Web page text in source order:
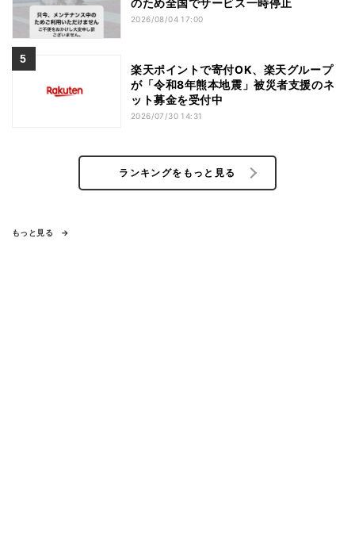
のため全国でサービス一時停止
2026/08/04 17:00
楽天ポイントで寄付OK、楽天グループ
が「令和8年熊本地震」被災者支援のネ
ット募金を受付中
2026/07/30 14:31
ランキングをもっと見る
もっと見る